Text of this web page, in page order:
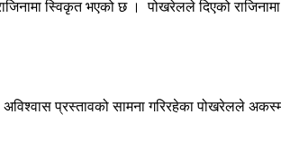
स्विकृत भएको छ । पोखरेलले दिएको
प्रस्तावको सामना गरिरहेका पोखरेलले